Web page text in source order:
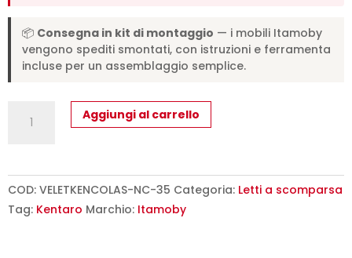
📦 Consegna in kit di montaggio — i mobili Itamoby
vengono spediti smontati, con istruzioni e ferramenta
incluse per un assemblaggio semplice.
matrimoniale
160
Kentaro
Aggiungi al carrello
COD: VELETKENCOLAS-NC-35 Categoria: Letti a scomparsa
Tag: Kentaro Marchio: Itamoby